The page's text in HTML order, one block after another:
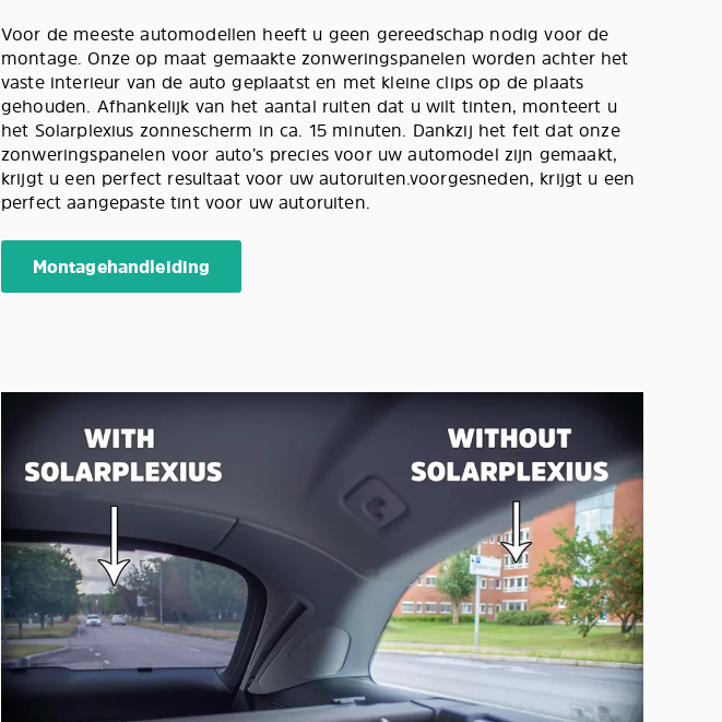
Voor de meeste automodellen heeft u geen gereedschap nodig voor de
montage. Onze op maat gemaakte zonweringspanelen worden achter het
vaste interieur van de auto geplaatst en met kleine clips op de plaats
gehouden. Afhankelijk van het aantal ruiten dat u wilt tinten, monteert u
het Solarplexius zonnescherm in ca. 15 minuten. Dankzij het feit dat onze
zonweringspanelen voor auto’s precies voor uw automodel zijn gemaakt,
krijgt u een perfect resultaat voor uw autoruiten.voorgesneden, krijgt u een
perfect aangepaste tint voor uw autoruiten.
Montagehandleiding